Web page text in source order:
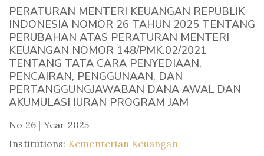
PERATURAN MENTERI KEUANGAN REPUBLIK
INDONESIA NOMOR 26 TAHUN 2025 TENTANG
PERUBAHAN ATAS PERATURAN MENTERI
KEUANGAN NOMOR 148/PMK.02/2021
TENTANG TATA CARA PENYEDIAAN,
PENCAIRAN, PENGGUNAAN, DAN
PERTANGGUNGJAWABAN DANA AWAL DAN
AKUMULASI IURAN PROGRAM JAM
No 26 | Year 2025
Institutions: Kementerian Keuangan